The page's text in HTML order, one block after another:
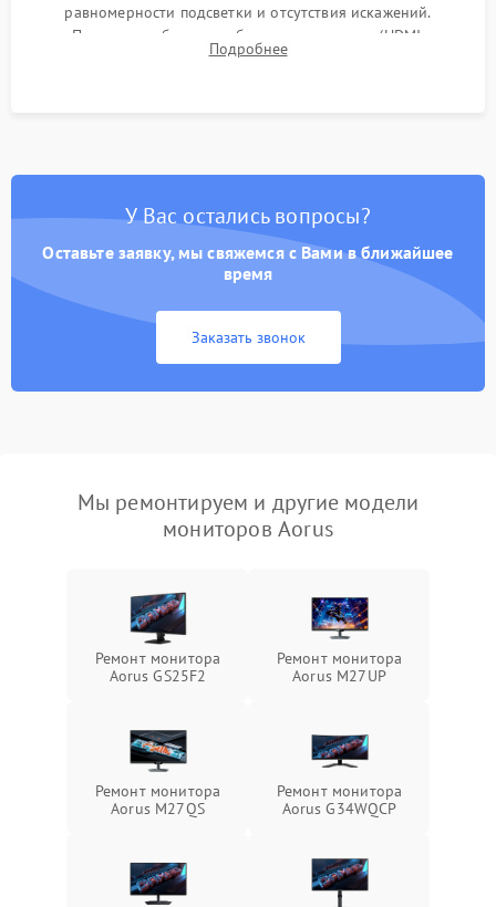
равномерности подсветки и отсутствия искажений.
Проверка работоспособности всех портов (HDMI,
DisplayPort, VGA) и кнопок управления под нагрузкой в
Подробнее
У Вас остались вопросы?
Оставьте заявку, мы свяжемся с Вами в ближайшее
время
Заказать звонок
Мы ремонтируем и другие модели
мониторов Aorus
Ремонт монитора
Aorus GS25F2
Ремонт монитора
Aorus M27UP
Ремонт монитора
Aorus M27QS
Ремонт монитора
Aorus G34WQCP